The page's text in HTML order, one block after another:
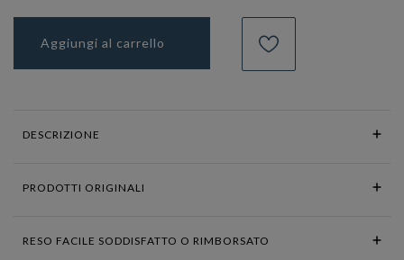
Aggiungi al carrello
DESCRIZIONE
PRODOTTI ORIGINALI
RESO FACILE SODDISFATTO O RIMBORSATO